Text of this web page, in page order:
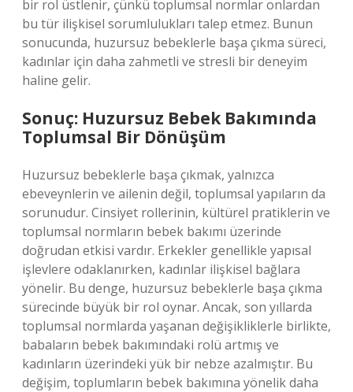
bir rol üstlenir, çünkü toplumsal normlar onlardan
bu tür ilişkisel sorumlulukları talep etmez. Bunun
sonucunda, huzursuz bebeklerle başa çıkma süreci,
kadınlar için daha zahmetli ve stresli bir deneyim
haline gelir.
Sonuç: Huzursuz Bebek Bakımında
Toplumsal Bir Dönüşüm
Huzursuz bebeklerle başa çıkmak, yalnızca
ebeveynlerin ve ailenin değil, toplumsal yapıların da
sorunudur. Cinsiyet rollerinin, kültürel pratiklerin ve
toplumsal normların bebek bakımı üzerinde
doğrudan etkisi vardır. Erkekler genellikle yapısal
işlevlere odaklanırken, kadınlar ilişkisel bağlara
yönelir. Bu denge, huzursuz bebeklerle başa çıkma
sürecinde büyük bir rol oynar. Ancak, son yıllarda
toplumsal normlarda yaşanan değişikliklerle birlikte,
babaların bebek bakımındaki rolü artmış ve
kadınların üzerindeki yük bir nebze azalmıştır. Bu
değişim, toplumların bebek bakımına yönelik daha